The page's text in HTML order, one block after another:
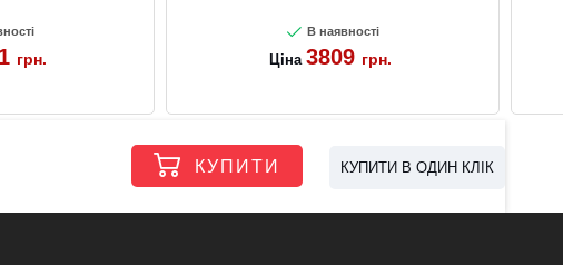
грн.
В наявності
Ціна 3809 грн.
КУПИТИ КУПИТИ В ОДИН КЛІК